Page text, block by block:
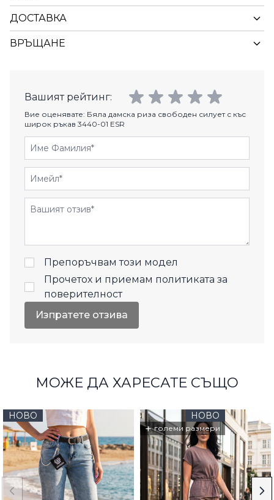
ДОСТАВКА
ВРЪЩАНЕ
Вашият рейтинг:
Вие оценявате: Бяла дамска риза свободен силует с къс
широк ръкав 3440-01 ESR
Име Фамилия
Имейл
Отзиви
Препоръчвам този модел
Прочетох и приемам политиката за
поверителност
Изпратете отзива
МОЖЕ ДА ХАРЕСАТЕ СЪЩО
НОВО НОВО
+ големи размери